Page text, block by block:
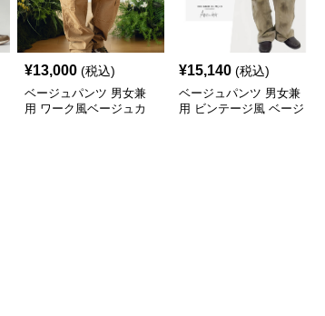
¥13,000 (税込)
ベージュパンツ 男女兼
用 ワーク風ベージュカ
¥15,140 (税込)
ベージュパンツ 男女兼
用 ビンテージ風 ベージ